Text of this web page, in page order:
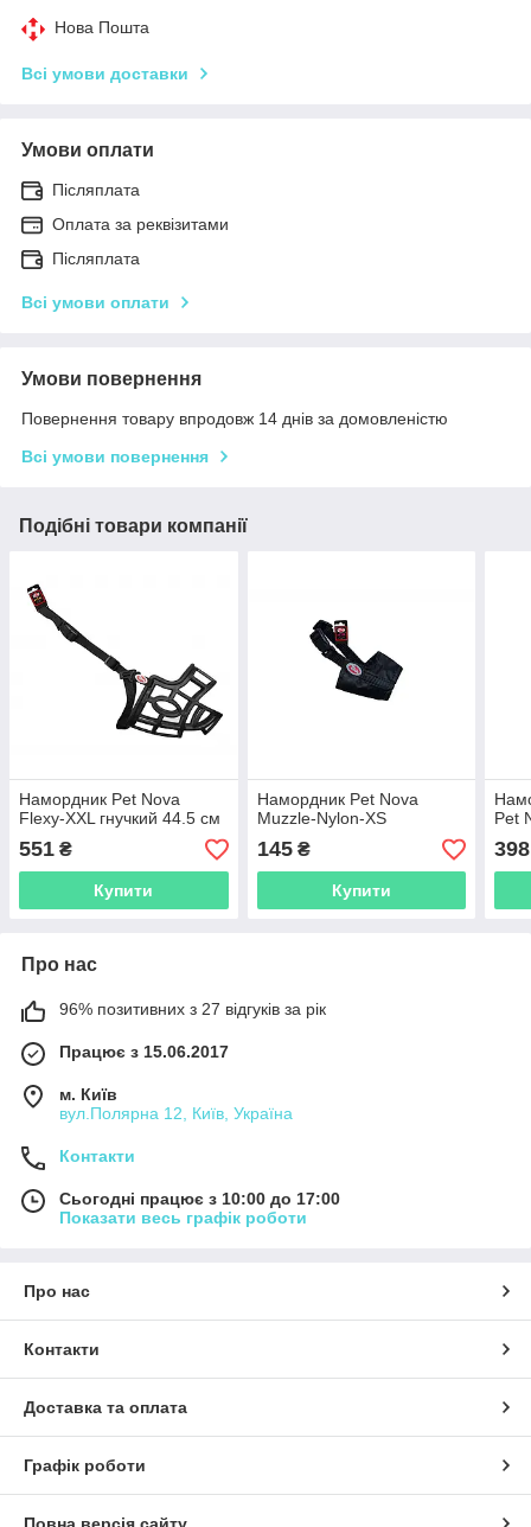
Нова Пошта
Всі умови доставки
Умови оплати
Післяплата
Оплата за реквізитами
Післяплата
Всі умови оплати
Умови повернення
Повернення товару впродовж 14 днів за домовленістю
Всі умови повернення
Подібні товари компанії
Намордник Pet Nova
Flexy-XXL гнучкий 44.5 см
551 ₴
Купити
Намордник Pet Nova
Muzzle-Nylon-XS
145₴
Купити
Pet
398
Про нас
96% позитивних з 27 відгуків за рік
Працює з 15.06.2017
м. Київ
вул.Полярна 12, Київ, Україна
Контакти
Сьогодні працює з 10:00 до 17:00
Показати весь графік роботи
Про нас
Контакти
Доставка та оплата
Графік роботи